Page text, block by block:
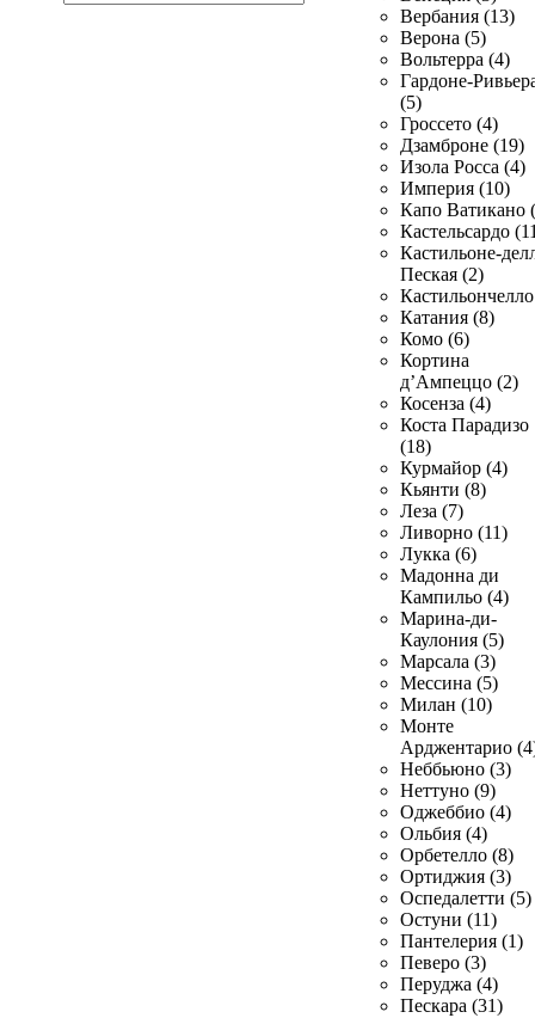
Вербания (13)
Верона (5)
Вольтерра (4)
Гардоне-
(5)
Гроссето (4)
Дзамброне (19)
Изола Росса (4)
Империя (10)
Капо Ватикано
Кастельсардо
Кастильоне-
Пеская (2)
Катания (8)
Комо (6)
Кортина
д’Ампеццо (2)
Косенза (4)
Коста Парадизо
(18)
Курмайор (4)
Кьянти (8)
Леза (7)
Ливорно (11)
Лукка (6)
Мадонна ди
Кампильо (4)
Марина-ди-
Каулония (5)
Марсала (3)
Мессина (5)
Милан (10)
Монте
Арджентарио
Неббьюно (3)
Неттуно (9)
Оджеббио (4)
Ольбия (4)
Орбетелло (8)
Ортиджия (3)
Оспедалетти (5)
Остуни (11)
Пантелерия (1)
Певеро (3)
Перуджа (4)
Пескара (31)